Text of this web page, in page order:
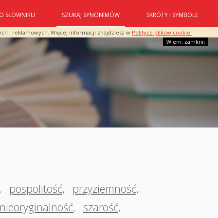
i reklamowych. Więcej informacji znajdziesz w Polityce plików cookie.
Wiem, zamknij
O SŁOWNIKU SZUKAJ SYNONIMÓW SKRÓTY I SYMBOLE
, pospolitość, przyziemność,
nieoryginalność, szarość,